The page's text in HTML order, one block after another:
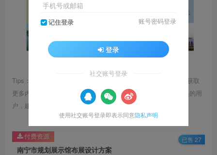
Tips：1.内容图片或视频可能会有压缩，若文章提供下载服务，获取
更多内容（无展示酷水印）可在下方下载； 2.没有百度网盘会员的用
户，建议用123云盘可获得更快的下载速度。
南宁市规划展示馆布展设计方案
付费资源 已售 27
手机号或邮箱
记住登录 账号密码登录
登录
社交账号登录
使用社交账号登录即表示同意隐私声明